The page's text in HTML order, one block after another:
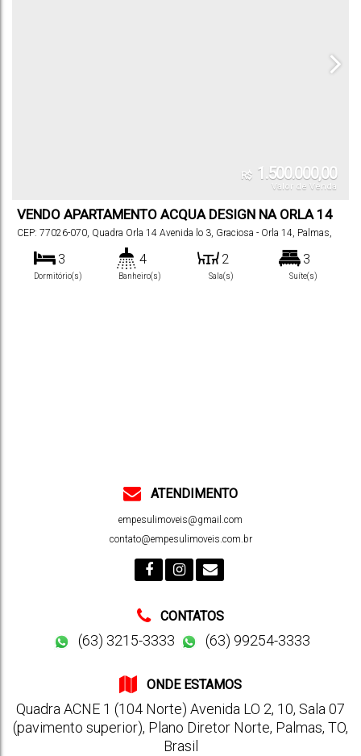
R$ 1.500.000,00
Valor de Venda
VENDO APARTAMENTO ACQUA DESIGN NA ORLA 14
CEP: 77026-070, Quadra Orla 14 Avenida lo 3, Graciosa - Orla 14, Palmas,
3
Dormitório(s)
4
Banheiro(s)
2
Sala(s)
3
Suíte(s)
ATENDIMENTO
empesulimoveis@gmail.com
contato@empesulimoveis.com.br
CONTATOS
(63) 3215-3333 (63) 99254-3333
ONDE ESTAMOS
Quadra ACNE 1 (104 Norte) Avenida LO 2, 10, Sala 07
(pavimento superior), Plano Diretor Norte, Palmas, TO,
Brasil